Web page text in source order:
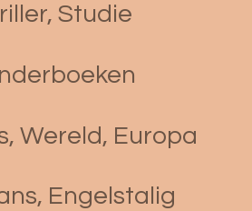
Studie
Wereld, Europa
Engelstalig